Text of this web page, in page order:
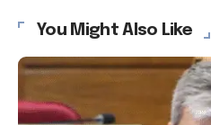
You Might Also Like